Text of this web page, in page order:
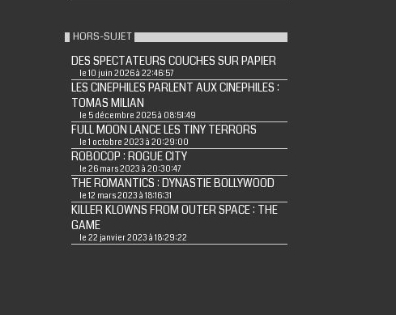
HORS-SUJET
DES SPECTATEURS COUCHES SUR PAPIER
le 10 juin 2026 à 22:46:57
LES CINEPHILES PARLENT AUX CINEPHILES :
TOMAS MILIAN
le 5 décembre 2025 à 08:51:49
FULL MOON LANCE LES TINY TERRORS
le 1 octobre 2023 à 20:29:00
ROBOCOP : ROGUE CITY
le 26 mars 2023 à 20:30:47
THE ROMANTICS : DYNASTIE BOLLYWOOD
le 12 mars 2023 à 18:16:31
KILLER KLOWNS FROM OUTER SPACE : THE
GAME
le 22 janvier 2023 à 18:29:22